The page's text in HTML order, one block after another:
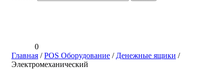
0
Главная /POS Оборудование / Денежные ящики /
Электромеханический